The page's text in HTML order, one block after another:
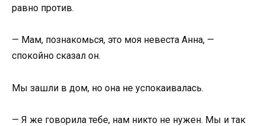
равно против.
— Мам, познакомься, это моя невеста Анна, —
спокойно сказал он.
Мы зашли в дом, но она не успокаивалась.
— Я же говорила тебе, нам никто не нужен. Мы и так